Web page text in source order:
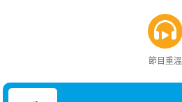
節目重溫